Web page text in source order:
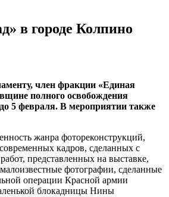
в городе Колпино
член фракции «Единая
полного освобождения
5 февраля. В мероприятии также
жанра фотореконструкций,
кадров, сделанных с
представленных на выставке,
фотографии, сделанные
операции Красной армии
блокадницы Нины